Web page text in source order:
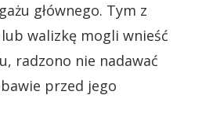
głównego. Tym z
walizkę mogli wnieść
radzono nie nadawać
przed jego